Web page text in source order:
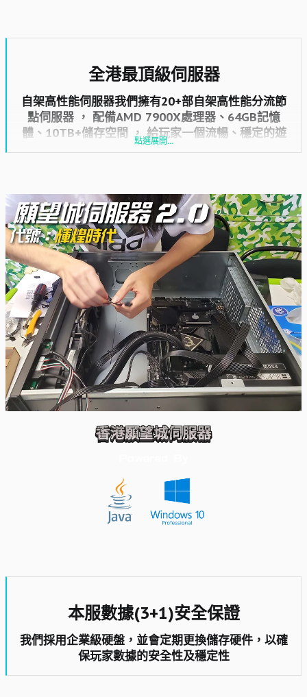
全港最頂級伺服器​
自架高性能伺服器我們擁有20+部自架高性能分流節
點伺服器 ， 配備AMD 7900X處理器、64GB記憶
體、10TB+儲存空間 ， 給玩家一個流暢、穩定的遊
戲環境​
點選展開...
本服數據(3+1)安全保證​
我們採用企業級硬盤，並會定期更換儲存硬件，以確
保玩家數據的安全性及穩定性​